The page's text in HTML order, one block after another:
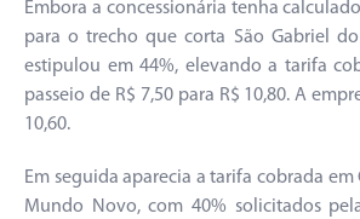
Embora a concessionária tenha
para o trecho que corta São Gabriel
estipulou em 44%, elevando a tarifa
passeio de R$ 7,50 para R$ 10,80. A
10,60.
Em seguida aparecia a tarifa cobrada em
Mundo Novo, com 40% solicitados